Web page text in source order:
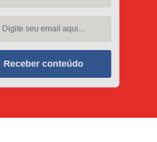
Receber conteúdo